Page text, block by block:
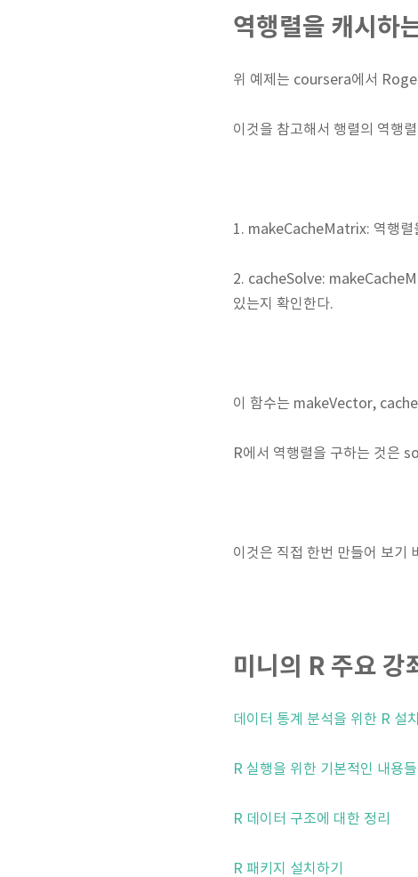
역행렬을 캐시하
위 예제는 coursera에서
이것을 참고해서 행렬의 역행
1. makeCacheMatrix: 역행렬
2. cacheSolve:
있는지 확인한다.
이 함수는 makeVector,
R에서 역행렬을 구하는 것은
이것은 직접 한번 만들어 보기
미니의 R 주요 강
데이터 통계 분석을 위한 R 설
R 실행을 위한 기본적인 내용
R 데이터 구조에 대한 정리
R 패키지 설치하기